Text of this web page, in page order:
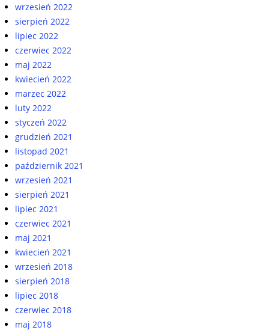
wrzesień 2022
sierpień 2022
lipiec 2022
czerwiec 2022
maj 2022
kwiecień 2022
marzec 2022
luty 2022
styczeń 2022
grudzień 2021
listopad 2021
październik 2021
wrzesień 2021
sierpień 2021
lipiec 2021
czerwiec 2021
maj 2021
kwiecień 2021
wrzesień 2018
sierpień 2018
lipiec 2018
czerwiec 2018
maj 2018